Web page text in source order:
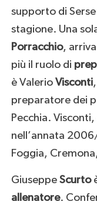
supporto di Serse
stagione. Una
Porracchio,
più il ruolo di
è Valerio Visconti
preparatore dei
Pecchia.
nell’annata
Foggia,
Giuseppe Scurto
allenatore.